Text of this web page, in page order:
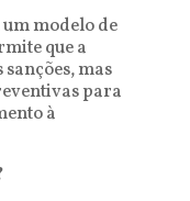
modelo de
que a
mas
para
à